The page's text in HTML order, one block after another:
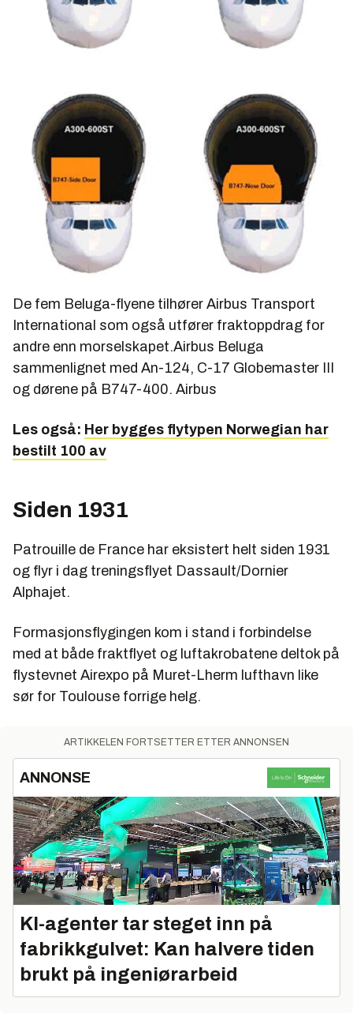
De fem Beluga-flyene tilhører Airbus Transport
International som også utfører fraktoppdrag for
andre enn morselskapet.Airbus Beluga
sammenlignet med An-124, C-17 Globemaster III
og dørene på B747-400. Airbus
Les også: Her bygges flytypen Norwegian har
bestilt 100 av
Siden 1931
Patrouille de France har eksistert helt siden 1931
og flyr i dag treningsflyet Dassault/Dornier
Alphajet.
Formasjonsflygingen kom i stand i forbindelse
med at både fraktflyet og luftakrobatene deltok på
flystevnet Airexpo på Muret-Lherm lufthavn like
sør for Toulouse forrige helg.
ARTIKKELEN FORTSETTER ETTER ANNONSEN
ANNONSE
KI-agenter tar steget inn på
fabrikkgulvet: Kan halvere tiden
brukt på ingeniørarbeid